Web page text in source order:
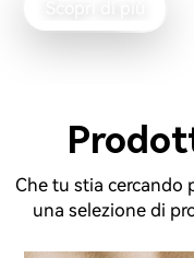
Che tu stia cercando
una selezione di